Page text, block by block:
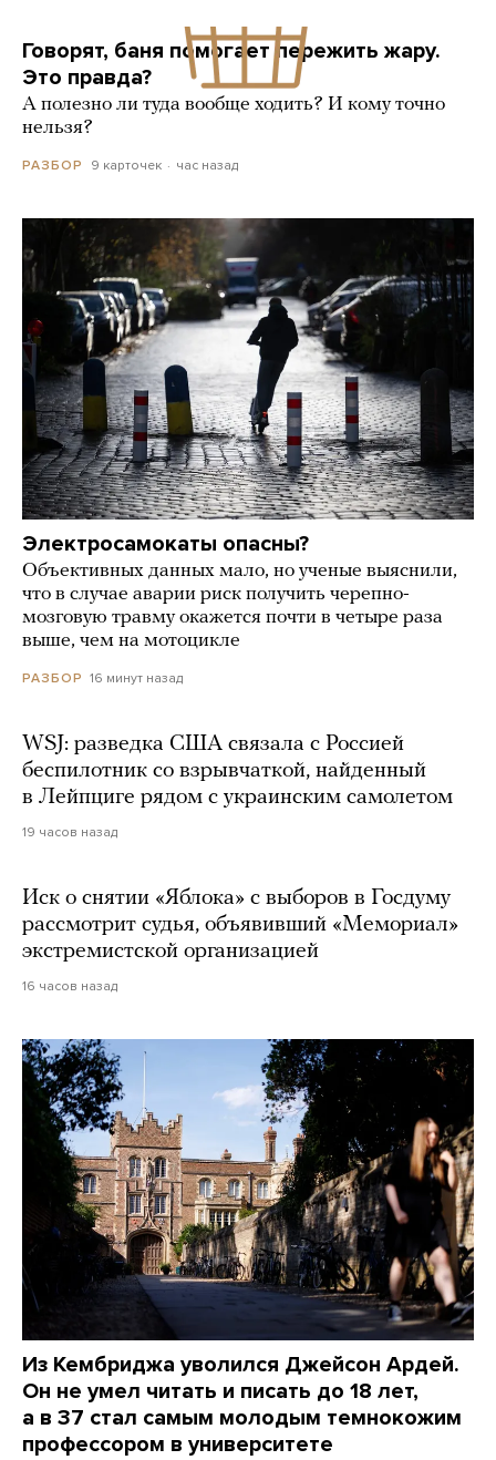
Говорят, баня помогает пережить жару.
Это правда?
А полезно ли туда вообще ходить? И кому точно
нельзя?
РАЗБОР 9 карточек час назад
Электросамокаты опасны?
Объективных данных мало, но ученые выяснили,
что в случае аварии риск получить черепно-
мозговую травму окажется почти в четыре раза
выше, чем на мотоцикле
РАЗБОР 16 минут назад
WSJ: разведка США связала с Россией
беспилотник со взрывчаткой, найденный
в Лейпциге рядом с украинским самолетом
19 часов назад
Иск о снятии «Яблока» с выборов в Госдуму
рассмотрит судья, объявивший «Мемориал»
экстремистской организацией
16 часов назад
Из Кембриджа уволился Джейсон Ардей.
Он не умел читать и писать до 18 лет,
а в 37 стал самым молодым темнокожим
профессором в университете